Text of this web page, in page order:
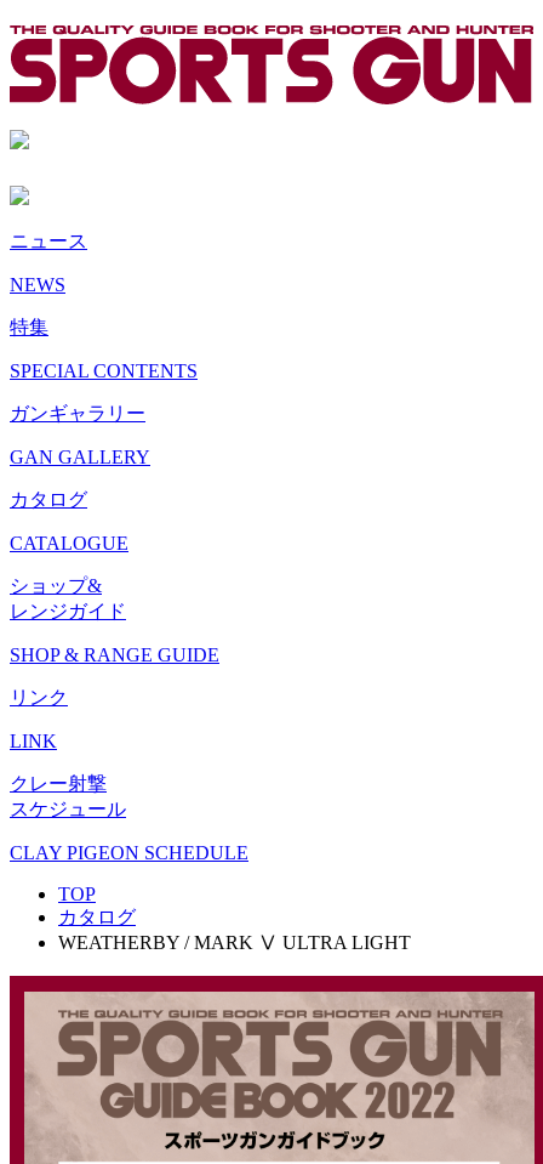
ニュース
NEWS
特集
SPECIAL CONTENTS
ガンギャラリー
GAN GALLERY
カタログ
CATALOGUE
ショップ&
レンジガイド
SHOP & RANGE GUIDE
リンク
LINK
クレー射撃
スケジュール
CLAY PIGEON SCHEDULE
TOP
カタログ
WEATHERBY / MARK Ⅴ ULTRA LIGHT